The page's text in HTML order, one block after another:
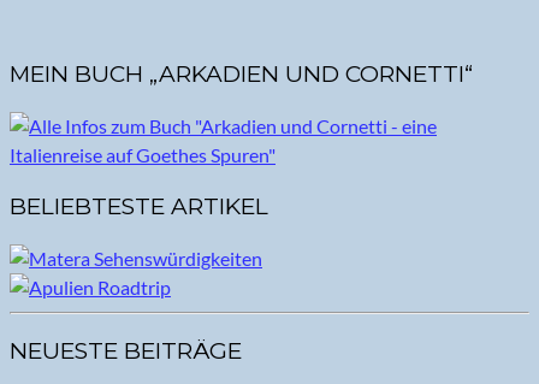
MEIN BUCH „ARKADIEN UND CORNETTI“
BELIEBTESTE ARTIKEL
NEUESTE BEITRÄGE